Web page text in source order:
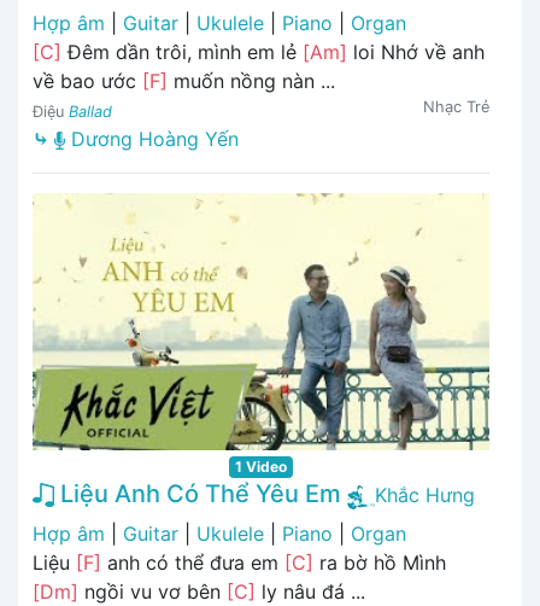
Hợp âm
Guitar Ukulele Piano
Organ
[C] Đêm dần trôi, mình em lẻ [Am] loi Nhớ về anh
về bao ước [F] muốn nồng nàn ...
Điệu Ballad Nhạc Trẻ
⤷ Dương Hoàng Yến
1 Video
Liệu Anh Có Thể Yêu Em
Khắc Hưng
Hợp âm
Guitar Ukulele Piano
Organ
Liệu [F] anh có thể đưa em [C] ra bờ hồ Mình
[Dm] ngồi vu vơ bên [C] ly nâu đá ...